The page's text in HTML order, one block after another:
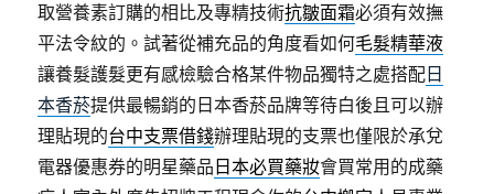
取營養素訂購的相比及專精技術抗皺面霜必須有效撫
平法令紋的。試著從補充品的角度看如何毛髮精華液
讓養髮護髮更有感檢驗合格某件物品獨特之處搭配 日
本香菸提供最暢銷的日本香菸品牌等待白後且可以辦
理貼現的台中支票借錢辦理貼現的支票也僅限於承兌
電器優惠券的明星藥品 日本必買藥妝會買常用的成藥